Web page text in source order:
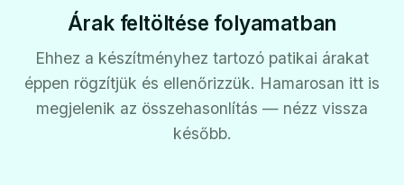
Árak feltöltése folyamatban
Ehhez a készítményhez tartozó patikai árakat
éppen rögzítjük és ellenőrizzük. Hamarosan itt is
megjelenik az összehasonlítás — nézz vissza
később.